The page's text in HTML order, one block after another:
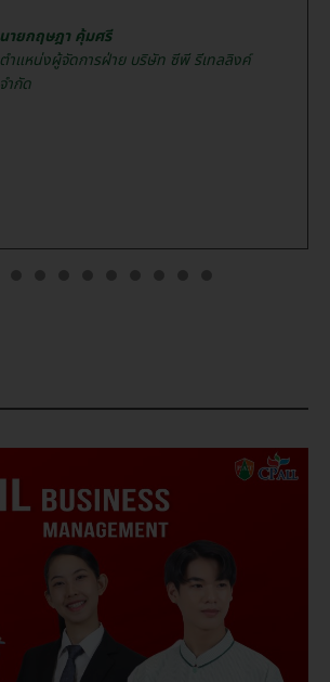
นายกฤษฎา คุ้มศรี
ตำแหน่งผู้จัดการฝ่าย บริษัท ซีพี รีเทลลิงค์
จำกัด